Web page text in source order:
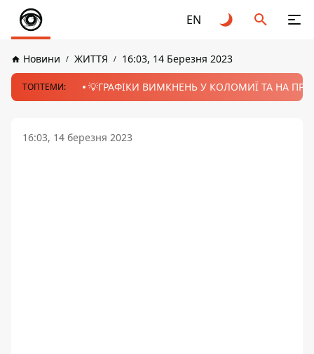
EN
Новини ЖИТТЯ 16:03, 14 Березня 2023
ТОПТЕМИ: 💡ГРАФІКИ ВИМКНЕНЬ У КОЛОМИЇ ТА НА
16:03, 14 березня 2023